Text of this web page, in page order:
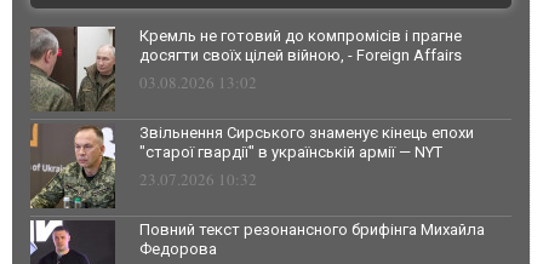
Кремль не готовий до компромісів і прагне
досягти своїх цілей війною, - Foreign Affairs
03.08.2026 13:02
Звільнення Сирського знаменує кінець епохи
"старої гвардії" в українській армії — NYT
23.07.2026 10:32
Повний текст резонансного брифінга Михайла
Федорова